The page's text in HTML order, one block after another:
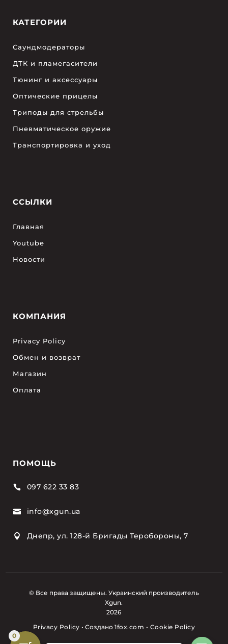
КАТЕГОРИИ
Саундмодераторы
ДТК и пламегасители
Тюнинг и аксессуары
Оптические прицелы
Триподы для стрельбы
Пневматическое оружие
Транспортировка и уход
ССЫЛКИ
Главная
Youtube
Новости
КОМПАНИЯ
Privacy Policy
Обмен и возврат
Магазин
Оплата
ПОМОЩЬ
 097 622 33 83
 info@xgun.ua
 Днепр, ул. 128-й Бригады Теробороны, 7
© Все права защищены. Украинский производитель
Xgun.
2026
Privacy Policy•Создано1fox.com • Cookie Policy
0